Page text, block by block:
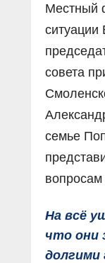
Местный
ситуации
совета
семье
На всё
что они
долгими